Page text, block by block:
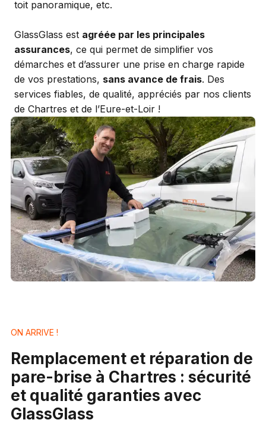
toit panoramique, etc.
GlassGlass est agréée par les principales
assurances, ce qui permet de simplifier vos
démarches et d’assurer une prise en charge rapide
de vos prestations, sans avance de frais. Des
services fiables, de qualité, appréciés par nos clients
de Chartres et de l’Eure-et-Loir !
ON ARRIVE !
Remplacement et réparation de
pare-brise à Chartres : sécurité
et qualité garanties avec
GlassGlass